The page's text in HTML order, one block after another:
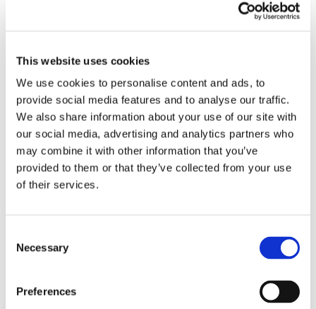
This website uses cookies
We use cookies to personalise content and ads, to
provide social media features and to analyse our traffic.
We also share information about your use of our site with
our social media, advertising and analytics partners who
may combine it with other information that you’ve
provided to them or that they’ve collected from your use
of their services.
Selection
Necessary
Preferences
L'accordo all'esito
di procedura di
negoziazione
procedura di negoziazione assistita si sia